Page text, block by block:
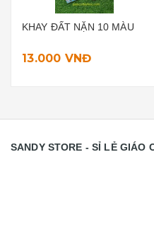
KHAY ĐẤT NẶN 10 MÀU
13.000 VNĐ
SANDY STORE - SỈ LẺ GIÁO